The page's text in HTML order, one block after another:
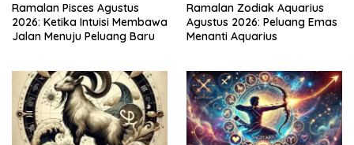
Ramalan Pisces Agustus
2026: Ketika Intuisi Membawa
Jalan Menuju Peluang Baru
Ramalan Zodiak Aquarius
Agustus 2026: Peluang Emas
Menanti Aquarius